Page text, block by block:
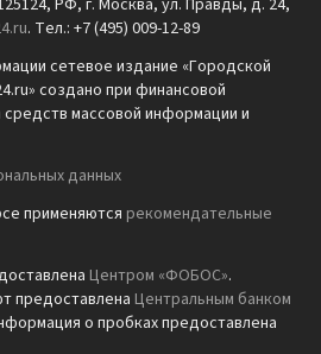
РФ, г. Москва, ул. Правды, д. 24,
. Тел.: +7 (495) 009-12-89
сетевое издание «Городской
создано при финансовой
массовой информации и
данных
применяются рекомендательные
Центром «ФОБОС».
предоставлена Центральным банком
о пробках предоставлена